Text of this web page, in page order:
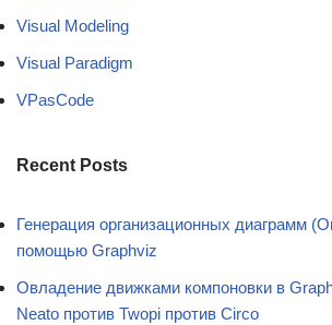
Visual Modeling
Visual Paradigm
VPasCode
Recent Posts
Генерация организационных диаграмм
помощью Graphviz
Овладение движками компоновки в
Neato против Twopi против Circo